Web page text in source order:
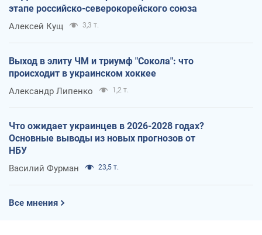
этапе российско-северокорейского союза
Алексей Кущ 3,3 т.
Выход в элиту ЧМ и триумф "Сокола": что
происходит в украинском хоккее
Александр Липенко 1,2 т.
Что ожидает украинцев в 2026-2028 годах?
Основные выводы из новых прогнозов от
НБУ
Василий Фурман 23,5 т.
Все мнения